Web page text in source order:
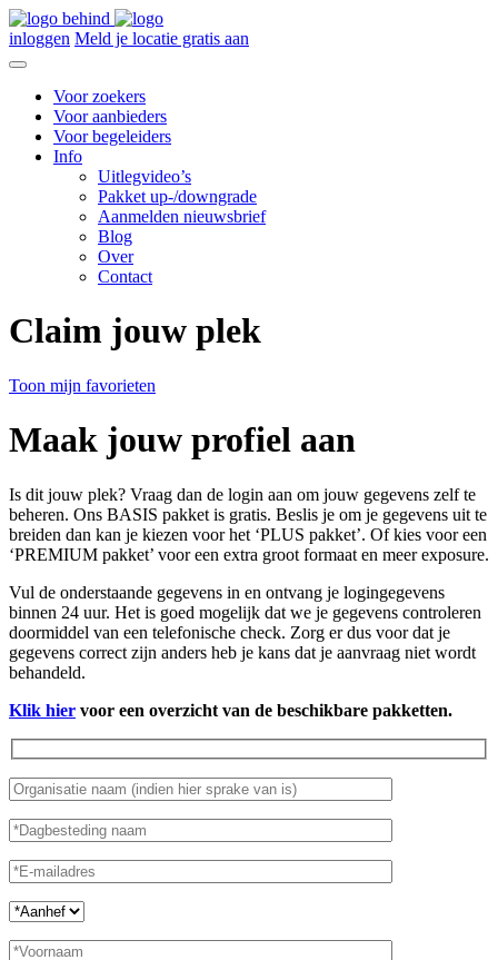
inloggen Meld je locatie gratis aan
Voor zoekers
Voor aanbieders
Voor begeleiders
Info
Uitlegvideo’s
Pakket up-/downgrade
Aanmelden nieuwsbrief
Blog
Over
Contact
Claim jouw plek
Toon mijn favorieten
Maak jouw profiel aan
Is dit jouw plek? Vraag dan de login aan om jouw gegevens zelf te
beheren. Ons BASIS pakket is gratis. Beslis je om je gegevens uit te
breiden dan kan je kiezen voor het ‘PLUS pakket’. Of kies voor een
‘PREMIUM pakket’ voor een extra groot formaat en meer exposure.
Vul de onderstaande gegevens in en ontvang je logingegevens
binnen 24 uur. Het is goed mogelijk dat we je gegevens controleren
doormiddel van een telefonische check. Zorg er dus voor dat je
gegevens correct zijn anders heb je kans dat je aanvraag niet wordt
behandeld.
Klik hier voor een overzicht van de beschikbare pakketten.